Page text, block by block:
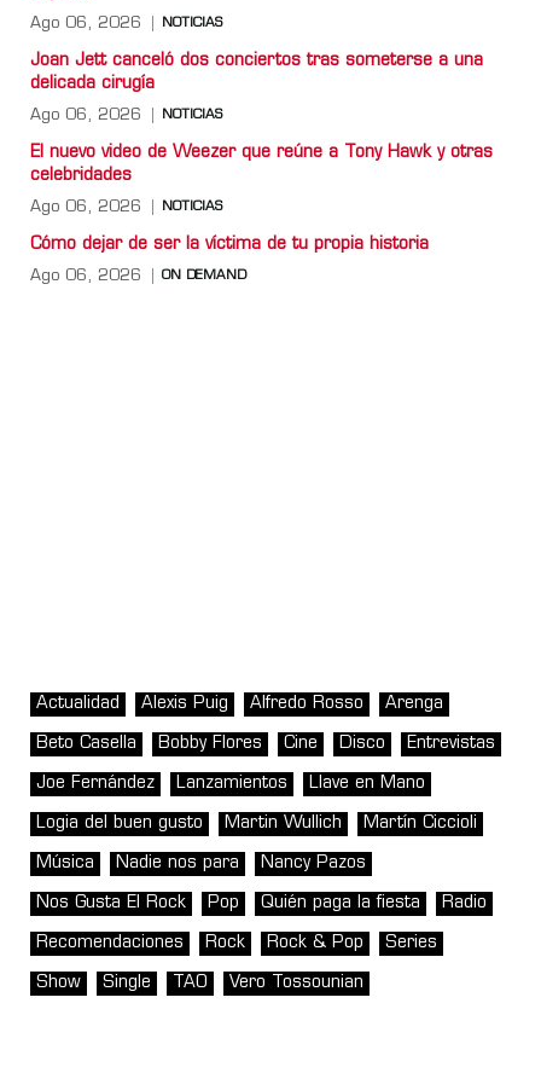
Ago 06, 2026 NOTICIAS
Joan Jett canceló dos conciertos tras someterse a una
delicada cirugía
Ago 06, 2026 NOTICIAS
El nuevo video de Weezer que reúne a Tony Hawk y otras
celebridades
Ago 06, 2026 NOTICIAS
Cómo dejar de ser la víctima de tu propia historia
Ago 06, 2026 ON DEMAND
Actualidad Alexis Puig Alfredo Rosso Arenga
Beto Casella Bobby Flores Cine Disco Entrevistas
Joe Fernández Lanzamientos Llave en Mano
Logia del buen gusto Martin Wullich Martín Ciccioli
Música Nadie nos para Nancy Pazos
Nos Gusta El Rock Pop Quién paga la fiesta Radio
Recomendaciones Rock Rock & Pop Series
Show Single TAO Vero Tossounian